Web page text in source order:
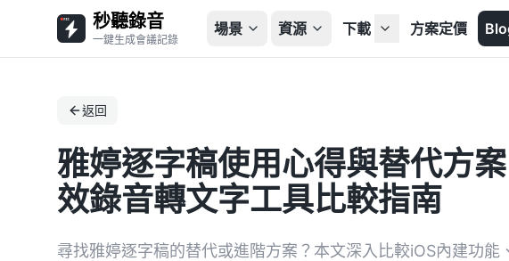
秒聽錄音
一鍵生成會議記錄
場景 資源 下載 方案定價
返回
雅婷逐字稿使用心得與替代方
效錄音轉文字工具比較指南
尋找雅婷逐字稿的替代或進階方案？本文深入比較iOS內建功能